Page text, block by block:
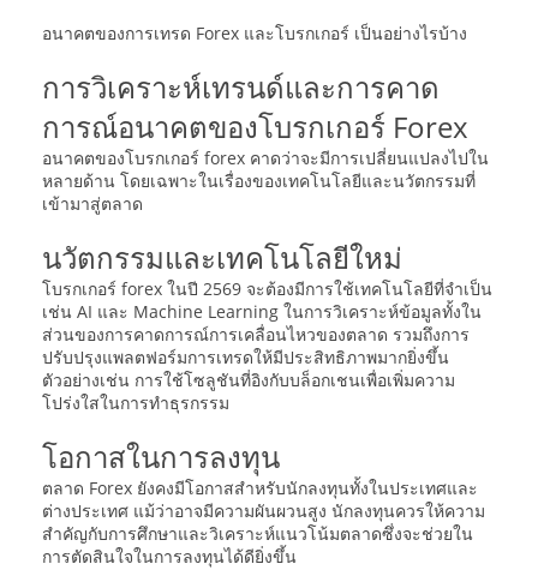
อนาคตของการเทรด Forex และโบรกเกอร์ เป็นอย่างไรบ้าง
การวิเคราะห์เทรนด์และการคาด
การณ์อนาคตของโบรกเกอร์ Forex
อนาคตของโบรกเกอร์ forex คาดว่าจะมีการเปลี่ยนแปลงไปใน
หลายด้าน โดยเฉพาะในเรื่องของเทคโนโลยีและนวัตกรรมที่
เข้ามาสู่ตลาด
นวัตกรรมและเทคโนโลยีใหม่
โบรกเกอร์ forex ในปี 2569 จะต้องมีการใช้เทคโนโลยีที่จำเป็น
เช่น AI และ Machine Learning ในการวิเคราะห์ข้อมูลทั้งใน
ส่วนของการคาดการณ์การเคลื่อนไหวของตลาด รวมถึงการ
ปรับปรุงแพลตฟอร์มการเทรดให้มีประสิทธิภาพมากยิ่งขึ้น
ตัวอย่างเช่น การใช้โซลูชันที่อิงกับบล็อกเชนเพื่อเพิ่มความ
โปร่งใสในการทำธุรกรรม
โอกาสในการลงทุน
ตลาด Forex ยังคงมีโอกาสสำหรับนักลงทุนทั้งในประเทศและ
ต่างประเทศ แม้ว่าอาจมีความผันผวนสูง นักลงทุนควรให้ความ
สำคัญกับการศึกษาและวิเคราะห์แนวโน้มตลาดซึ่งจะช่วยใน
การตัดสินใจในการลงทุนได้ดียิ่งขึ้น